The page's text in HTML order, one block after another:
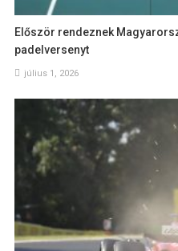
Először rendeznek
padelversenyt
július 1, 2026